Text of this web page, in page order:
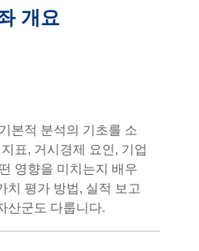
개요
본적 분석의 기초를 소
표, 거시경제 요인, 기업
영향을 미치는지 배우
치 평가 방법, 실적 보고
산군도 다룹니다.